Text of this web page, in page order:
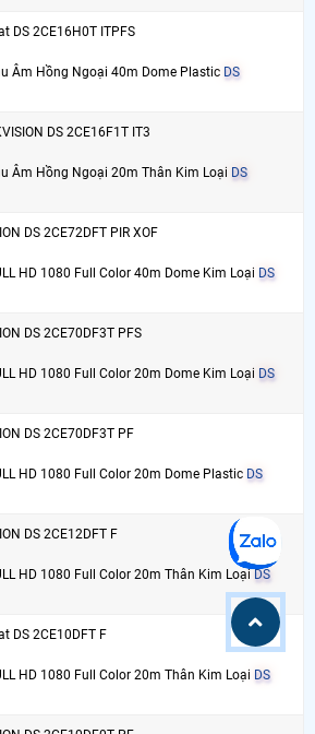
DS 2CE16H0T ITPFS
Âm Hồng Ngoại 40m Dome Plastic DS
DS 2CE16F1T IT3
Âm Hồng Ngoại 20m Thân Kim Loại DS
DS 2CE72DFT PIR XOF
HD 1080 Full Color 40m Dome Kim Loại DS
DS 2CE70DF3T PFS
HD 1080 Full Color 20m Dome Kim Loại DS
DS 2CE70DF3T PF
HD 1080 Full Color 20m Dome Plastic DS
DS 2CE12DFT F
HD 1080 Full Color 20m Thân Kim Loại DS
DS 2CE10DFT F
HD 1080 Full Color 20m Thân Kim Loại DS